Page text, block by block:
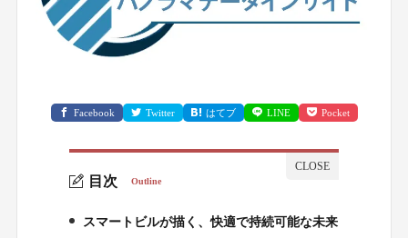
Facebook Twitter はてブ LINE Pocket
目次 Outline
1.
スマートビルが描く、快適で持続可能な未来